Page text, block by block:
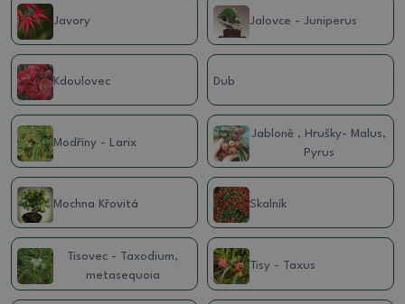
Javory Jalovce - Juniperus
Kdoulovec Dub
Modříny - Larix
Jabloně , Hrušky- Malus,
Pyrus
Mochna Křovitá Skalník
Tisovec - Taxodium,
metasequoia
Tisy - Taxus